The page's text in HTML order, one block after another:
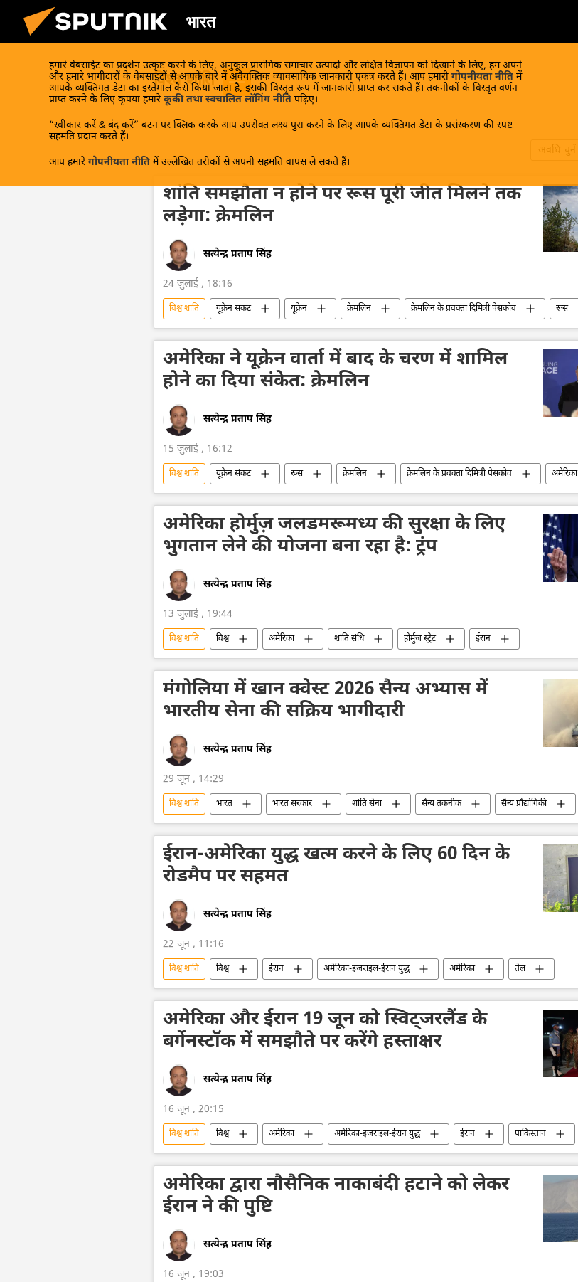
भारत
हमारे वेबसाईट का प्रदर्शन उत्कृष्ट करने के लिए, अनुकूल प्रासंगिक समाचार उत्पादों और लक्षित विज्ञापन को दिखाने के लिए, हम अपने
और हमारे भागीदारों के वेबसाइटों से आपके बारे में अवैयक्तिक व्यावसायिक जानकारी एकत्र करते हैं। आप हमारी गोपनीयता नीति में
आपके व्यक्तिगत डेटा का इस्तेमाल कैसे किया जाता है, इसकी विस्तृत रूप में जानकारी प्राप्त कर सकते हैं। तकनीकों के विस्तृत वर्णन
प्राप्त करने के लिए कृपया हमारे कूकी तथा स्वचालित लॉगिंग नीति पढ़िए।
“स्वीकार करें & बंद करें” बटन पर क्लिक करके आप उपरोक्त लक्ष्य पुरा करने के लिए आपके व्यक्तिगत डेटा के प्रसंस्करण की स्पष्ट
सहमति प्रदान करते हैं।
आप हमारे गोपनीयता नीति में उल्लेखित तरीकों से अपनी सहमति वापस ले सकते हैं।
विश्व शांति
अवधि चुनें
शांति समझौता न होने पर रूस पूरी जीत मिलने तक
लड़ेगा: क्रेमलिन
सत्येन्द्र प्रताप सिंह
24 जुलाई , 18:16
विश्व शांति यूक्रेन संकट यूक्रेन क्रेमलिन क्रेमलिन के प्रवक्ता दिमित्री पेसकोव
रूस
अमेरिका
शांति संधि
अमेरिका ने यूक्रेन वार्ता में बाद के चरण में शामिल
होने का दिया संकेत: क्रेमलिन
सत्येन्द्र प्रताप सिंह
15 जुलाई , 16:12
विश्व शांति यूक्रेन संकट रूस क्रेमलिन क्रेमलिन के प्रवक्ता दिमित्री पेसकोव
अमेरिका
अमेरिका-इजराइल-ईरान युद्ध
शांति संधि प्रतिबंध मास्को
अमेरिका होर्मुज़ जलडमरूमध्य की सुरक्षा के लिए
भुगतान लेने की योजना बना रहा है: ट्रंप
सत्येन्द्र प्रताप सिंह
13 जुलाई , 19:44
विश्व शांति विश्व अमेरिका शांति संधि होर्मुज स्ट्रेट
ईरान
अमेरिका-इजराइल-ईरान युद्ध
राष्ट्रीय सुरक्षा
मंगोलिया में खान क्वेस्ट 2026 सैन्य अभ्यास में
भारतीय सेना की सक्रिय भागीदारी
सत्येन्द्र प्रताप सिंह
29 जून , 14:29
विश्व शांति भारत भारत सरकार शांति सेना सैन्य तकनीक
सैन्य प्रौद्योगिकी
सैन्य अभ्यास
राष्ट्रीय सुरक्षा सुरक्षा बल डिफेंस
ईरान-अमेरिका युद्ध खत्म करने के लिए 60 दिन के
रोडमैप पर सहमत
सत्येन्द्र प्रताप सिंह
22 जून , 11:16
विश्व शांति विश्व ईरान अमेरिका-इजराइल-ईरान युद्ध अमेरिका
तेल
तेल का आयात
तेल उत्पादन पाकिस्तान लेबनान शांति संधि
अमेरिका और ईरान 19 जून को स्विट्जरलैंड के
बर्गेनस्टॉक में समझौते पर करेंगे हस्ताक्षर
सत्येन्द्र प्रताप सिंह
16 जून , 20:15
विश्व शांति विश्व अमेरिका अमेरिका-इजराइल-ईरान युद्ध ईरान
पाकिस्तान
शांति संधि
अमेरिका द्वारा नौसैनिक नाकाबंदी हटाने को लेकर
ईरान ने की पुष्टि
सत्येन्द्र प्रताप सिंह
16 जून , 19:03